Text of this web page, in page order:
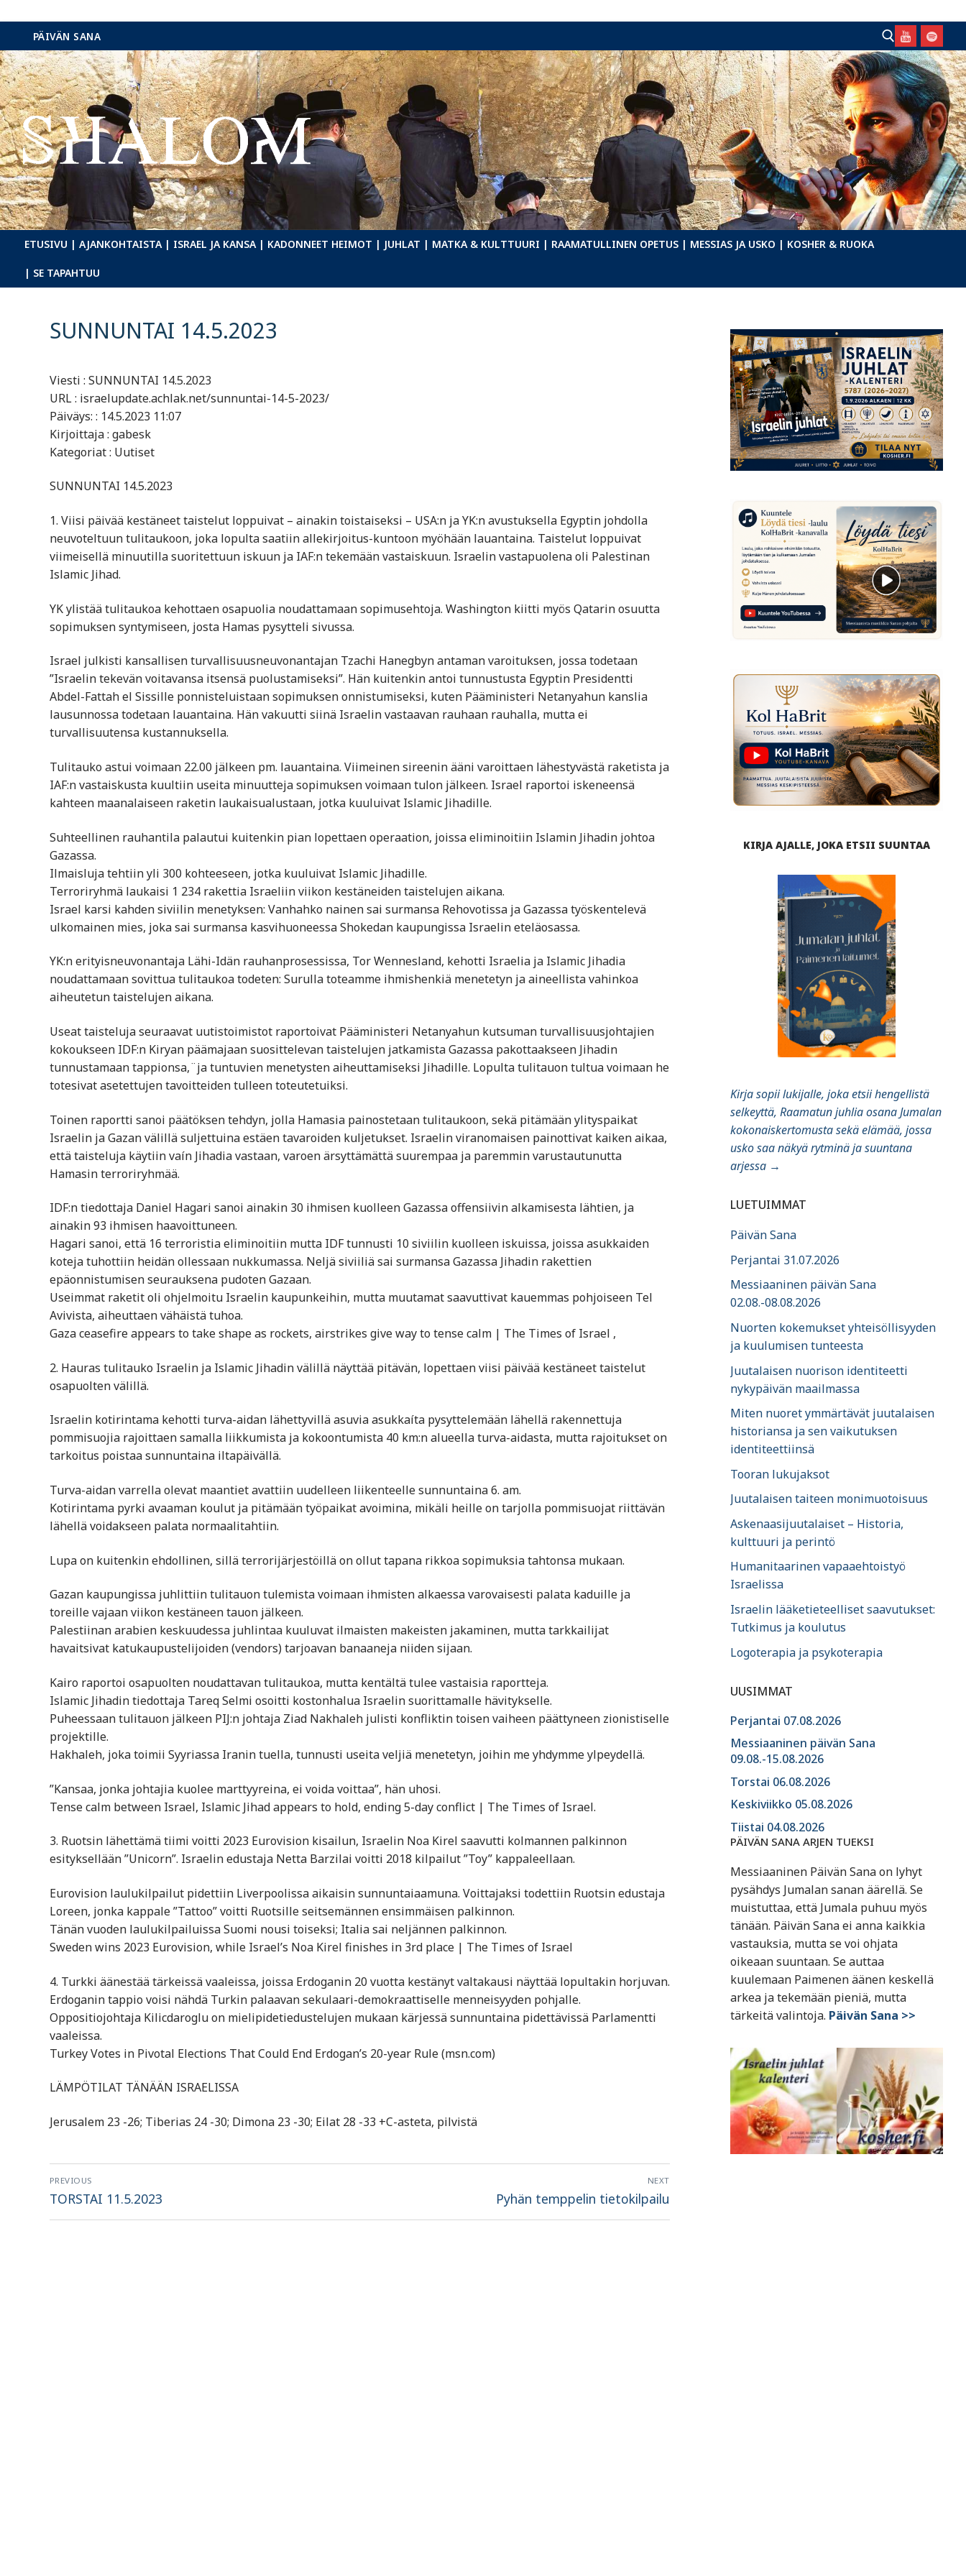
Hyppää
sisältöön
PÄIVÄN SANA
Hae:
ETUSIVU | AJANKOHTAISTA | ISRAEL JA KANSA | KADONNEET HEIMOT | JUHLAT | MATKA & KULTTUURI | RAAMATULLINEN OPETUS | MESSIAS JA USKO | KOSHER & RUOKA
| SE TAPAHTUU
SUNNUNTAI 14.5.2023
Viesti : SUNNUNTAI 14.5.2023
URL : israelupdate.achlak.net/sunnuntai-14-5-2023/
Päiväys: : 14.5.2023 11:07
Kirjoittaja : gabesk
Kategoriat : Uutiset
SUNNUNTAI 14.5.2023
1. Viisi päivää kestäneet taistelut loppuivat – ainakin toistaiseksi – USA:n ja YK:n avustuksella Egyptin johdolla
neuvoteltuun tulitaukoon, joka lopulta saatiin allekirjoitus-kuntoon myöhään lauantaina. Taistelut loppuivat
viimeisellä minuutilla suoritettuun iskuun ja IAF:n tekemään vastaiskuun. Israelin vastapuolena oli Palestinan
Islamic Jihad.
YK ylistää tulitaukoa kehottaen osapuolia noudattamaan sopimusehtoja. Washington kiitti myös Qatarin osuutta
sopimuksen syntymiseen, josta Hamas pysytteli sivussa.
Israel julkisti kansallisen turvallisuusneuvonantajan Tzachi Hanegbyn antaman varoituksen, jossa todetaan
”Israelin tekevän voitavansa itsensä puolustamiseksi”. Hän kuitenkin antoi tunnustusta Egyptin Presidentti
Abdel-Fattah el Sissille ponnisteluistaan sopimuksen onnistumiseksi, kuten Pääministeri Netanyahun kanslia
lausunnossa todetaan lauantaina. Hän vakuutti siinä Israelin vastaavan rauhaan rauhalla, mutta ei
turvallisuutensa kustannuksella.
Tulitauko astui voimaan 22.00 jälkeen pm. lauantaina. Viimeinen sireenin ääni varoittaen lähestyvästä raketista ja
IAF:n vastaiskusta kuultiin useita minuutteja sopimuksen voimaan tulon jälkeen. Israel raportoi iskeneensä
kahteen maanalaiseen raketin laukaisualustaan, jotka kuuluivat Islamic Jihadille.
Suhteellinen rauhantila palautui kuitenkin pian lopettaen operaation, joissa eliminoitiin Islamin Jihadin johtoa
Gazassa.
Ilmaisluja tehtiin yli 300 kohteeseen, jotka kuuluivat Islamic Jihadille.
Terroriryhmä laukaisi 1 234 rakettia Israeliin viikon kestäneiden taistelujen aikana.
Israel karsi kahden siviilin menetyksen: Vanhahko nainen sai surmansa Rehovotissa ja Gazassa työskentelevä
ulkomainen mies, joka sai surmansa kasvihuoneessa Shokedan kaupungissa Israelin eteläosassa.
YK:n erityisneuvonantaja Lähi-Idän rauhanprosessissa, Tor Wennesland, kehotti Israelia ja Islamic Jihadia
noudattamaan sovittua tulitaukoa todeten: Surulla toteamme ihmishenkiä menetetyn ja aineellista vahinkoa
aiheutetun taistelujen aikana.
Useat taisteluja seuraavat uutistoimistot raportoivat Pääministeri Netanyahun kutsuman turvallisuusjohtajien
kokoukseen IDF:n Kiryan päämajaan suosittelevan taistelujen jatkamista Gazassa pakottaakseen Jihadin
tunnustamaan tappionsa,¨ja tuntuvien menetysten aiheuttamiseksi Jihadille. Lopulta tulitauon tultua voimaan he
totesivat asetettujen tavoitteiden tulleen toteutetuiksi.
Toinen raportti sanoi päätöksen tehdyn, jolla Hamasia painostetaan tulitaukoon, sekä pitämään ylityspaikat
Israelin ja Gazan välillä suljettuina estäen tavaroiden kuljetukset. Israelin viranomaisen painottivat kaiken aikaa,
että taisteluja käytiin vaín Jihadia vastaan, varoen ärsyttämättä suurempaa ja paremmin varustautunutta
Hamasin terroriryhmää.
IDF:n tiedottaja Daniel Hagari sanoi ainakin 30 ihmisen kuolleen Gazassa offensiivin alkamisesta lähtien, ja
ainakin 93 ihmisen haavoittuneen.
Hagari sanoi, että 16 terroristia eliminoitiin mutta IDF tunnusti 10 siviilin kuolleen iskuissa, joissa asukkaiden
koteja tuhottiin heidän ollessaan nukkumassa. Neljä siviiliä sai surmansa Gazassa Jihadin rakettien
epäonnistumisen seurauksena pudoten Gazaan.
Useimmat raketit oli ohjelmoitu Israelin kaupunkeihin, mutta muutamat saavuttivat kauemmas pohjoiseen Tel
Avivista, aiheuttaen vähäistä tuhoa.
Gaza ceasefire appears to take shape as rockets, airstrikes give way to tense calm | The Times of Israel ,
2. Hauras tulitauko Israelin ja Islamic Jihadin välillä näyttää pitävän, lopettaen viisi päivää kestäneet taistelut
osapuolten välillä.
Israelin kotirintama kehotti turva-aidan lähettyvillä asuvia asukkaíta pysyttelemään lähellä rakennettuja
pommisuojia rajoittaen samalla liikkumista ja kokoontumista 40 km:n alueella turva-aidasta, mutta rajoitukset on
tarkoitus poistaa sunnuntaina iltapäivällä.
Turva-aidan varrella olevat maantiet avattiin uudelleen liikenteelle sunnuntaina 6. am.
Kotirintama pyrki avaaman koulut ja pitämään työpaikat avoimina, mikäli heille on tarjolla pommisuojat riittävän
lähellä voidakseen palata normaalitahtiin.
Lupa on kuitenkin ehdollinen, sillä terrorijärjestöillä on ollut tapana rikkoa sopimuksia tahtonsa mukaan.
Gazan kaupungissa juhlittiin tulitauon tulemista voimaan ihmisten alkaessa varovaisesti palata kaduille ja
toreille vajaan viikon kestäneen tauon jälkeen.
Palestiinan arabien keskuudessa juhlintaa kuuluvat ilmaisten makeisten jakaminen, mutta tarkkailijat
havaitsivat katukaupustelijoiden (vendors) tarjoavan banaaneja niiden sijaan.
Kairo raportoi osapuolten noudattavan tulitaukoa, mutta kentältä tulee vastaisia raportteja.
Islamic Jihadin tiedottaja Tareq Selmi osoitti kostonhalua Israelin suorittamalle hävitykselle.
Puheessaan tulitauon jälkeen PIJ:n johtaja Ziad Nakhaleh julisti konfliktin toisen vaiheen päättyneen zionistiselle
projektille.
Hakhaleh, joka toimii Syyriassa Iranin tuella, tunnusti useita veljiä menetetyn, joihin me yhdymme ylpeydellä.
”Kansaa, jonka johtajia kuolee marttyyreina, ei voida voittaa”, hän uhosi.
Tense calm between Israel, Islamic Jihad appears to hold, ending 5-day conflict | The Times of Israel.
3. Ruotsin lähettämä tiimi voitti 2023 Eurovision kisailun, Israelin Noa Kirel saavutti kolmannen palkinnon
esityksellään ”Unicorn”. Israelin edustaja Netta Barzilai voitti 2018 kilpailut ”Toy” kappaleellaan.
Eurovision laulukilpailut pidettiin Liverpoolissa aikaisin sunnuntaiaamuna. Voittajaksi todettiin Ruotsin edustaja
Loreen, jonka kappale ”Tattoo” voitti Ruotsille seitsemännen ensimmäisen palkinnon.
Tänän vuoden laulukilpailuissa Suomi nousi toiseksi; Italia sai neljännen palkinnon.
Sweden wins 2023 Eurovision, while Israel’s Noa Kirel finishes in 3rd place | The Times of Israel
4. Turkki äänestää tärkeissä vaaleissa, joissa Erdoganin 20 vuotta kestänyt valtakausi näyttää lopultakin horjuvan.
Erdoganin tappio voisi nähdä Turkin palaavan sekulaari-demokraattiselle menneisyyden pohjalle.
Oppositiojohtaja Kilicdaroglu on mielipidetiedustelujen mukaan kärjessä sunnuntaina pidettävissä Parlamentti
vaaleissa.
Turkey Votes in Pivotal Elections That Could End Erdogan’s 20-year Rule (msn.com)
LÄMPÖTILAT TÄNÄÄN ISRAELISSA
Jerusalem 23 -26; Tiberias 24 -30; Dimona 23 -30; Eilat 28 -33 +C-asteta, pilvistä
Artikkelien
selaus
PREVIOUS
Previous
TORSTAI 11.5.2023
NEXT
Next
Pyhän temppelin tietokilpailu
KIRJA AJALLE, JOKA ETSII SUUNTAA
Kirja sopii lukijalle, joka etsii hengellistä
selkeyttä, Raamatun juhlia osana Jumalan
kokonaiskertomusta sekä elämää, jossa
usko saa näkyä rytminä ja suuntana
arjessa →
LUETUIMMAT
Päivän Sana
Perjantai 31.07.2026
Messiaaninen päivän Sana
02.08.-08.08.2026
Nuorten kokemukset yhteisöllisyyden
ja kuulumisen tunteesta
Juutalaisen nuorison identiteetti
nykypäivän maailmassa
Miten nuoret ymmärtävät juutalaisen
historiansa ja sen vaikutuksen
identiteettiinsä
Tooran lukujaksot
Juutalaisen taiteen monimuotoisuus
Askenaasijuutalaiset – Historia,
kulttuuri ja perintö
Humanitaarinen vapaaehtoistyö
Israelissa
Israelin lääketieteelliset saavutukset:
Tutkimus ja koulutus
Logoterapia ja psykoterapia
UUSIMMAT
Perjantai 07.08.2026
Messiaaninen päivän Sana
09.08.-15.08.2026
Torstai 06.08.2026
Keskiviikko 05.08.2026
Tiistai 04.08.2026
PÄIVÄN SANA ARJEN TUEKSI
Messiaaninen Päivän Sana on lyhyt
pysähdys Jumalan sanan äärellä. Se
muistuttaa, että Jumala puhuu myös
tänään. Päivän Sana ei anna kaikkia
vastauksia, mutta se voi ohjata
oikeaan suuntaan. Se auttaa
kuulemaan Paimenen äänen keskellä
arkea ja tekemään pieniä, mutta
tärkeitä valintoja. Päivän Sana >>